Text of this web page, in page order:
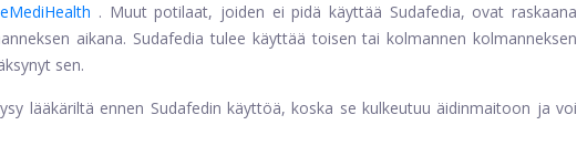
eMediHealth . Muut potilaat, joiden ei pidä käyttää Sudafedia, ovat raskaana
aikana. Sudafedia tulee käyttää toisen tai kolmannen kolmanneksen
sen.
lääkäriltä ennen Sudafedin käyttöä, koska se kulkeutuu äidinmaitoon ja voi